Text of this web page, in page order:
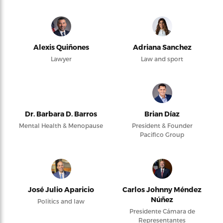
Alexis Quiñones
Lawyer
Adriana Sanchez
Law and sport
Dr. Barbara D. Barros
Mental Health & Menopause
Brian Díaz
President & Founder
Pacifico Group
José Julio Aparicio
Politics and law
Carlos Johnny Méndez
Núñez
Presidente Cámara de
Representantes